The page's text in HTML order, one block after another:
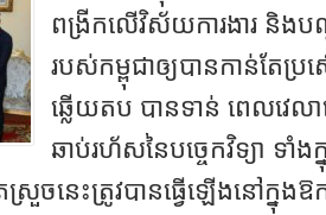
ពង្រីកលើវិស័យការងារ និង
របស់កម្ពុជាឲ្យបានកាន់តែប្រ
ឆ្លើយតប បានទាន់ ពេលវេល
ឆាប់រហ័សនៃបច្ចេកវិទ្យា ទ
មុតស្រួចនេះត្រូវបានធ្វើឡើងនៅក្